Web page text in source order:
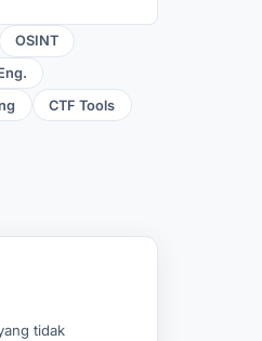
OSINT
CTF Tools
tidak